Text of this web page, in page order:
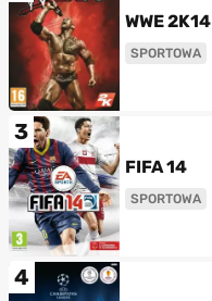
WWE 2K14
SPORTOWA
3
FIFA 14
SPORTOWA
4